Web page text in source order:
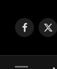
Facebook
X